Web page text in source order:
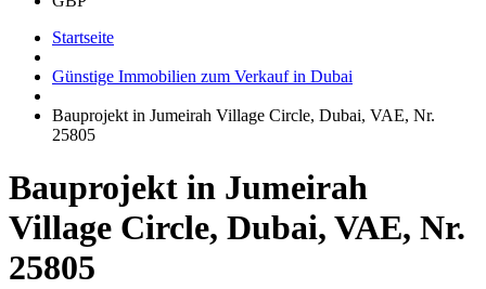
Startseite
Günstige Immobilien zum Verkauf in Dubai
Bauprojekt in Jumeirah Village Circle, Dubai, VAE, Nr.
25805
Bauprojekt in Jumeirah
Village Circle, Dubai, VAE, Nr.
25805